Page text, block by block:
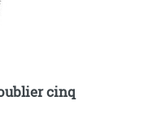
cinq